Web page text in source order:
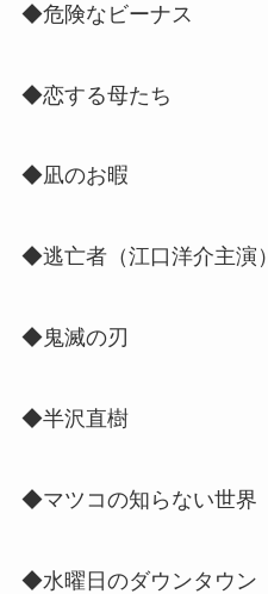
◆危険なビーナス
◆恋する母たち
◆凪のお暇
◆逃亡者（江口洋介主演）
◆鬼滅の刃
◆半沢直樹
◆マツコの知らない世界
◆水曜日のダウンタウン